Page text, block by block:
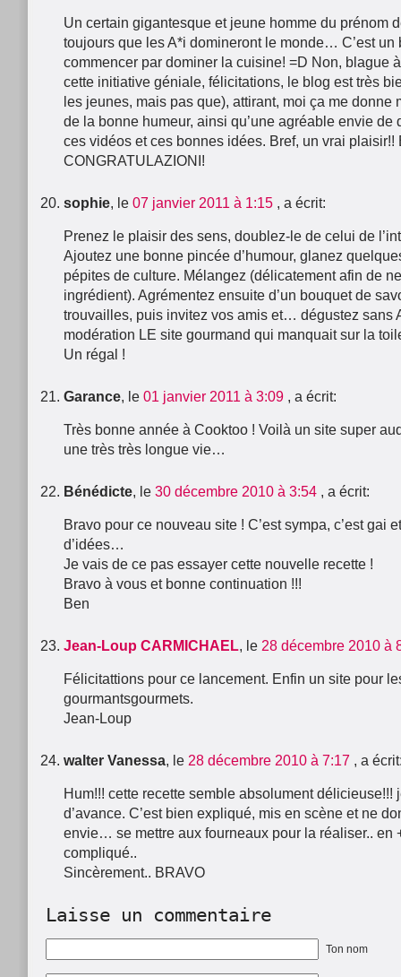
Un certain gigantesque et jeune homme du prénom
toujours que les A*i domineront le monde… C’est un
commencer par dominer la cuisine! =D Non, blague
cette initiative géniale, félicitations, le blog est très
les jeunes, mais pas que), attirant, moi ça me donne
de la bonne humeur, ainsi qu’une agréable envie de
ces vidéos et ces bonnes idées. Bref, un vrai plaisir!!
CONGRATULAZIONI!
sophie, le 07 janvier 2011 à 1:15 , a écrit:
Prenez le plaisir des sens, doublez-le de celui de
Ajoutez une bonne pincée d’humour, glanez
pépites de culture. Mélangez (délicatement afin de
ingrédient). Agrémentez ensuite d’un bouquet de
trouvailles, puis invitez vos amis et… dégustez sans
modération LE site gourmand qui manquait sur la
Un régal !
Garance, le 01 janvier 2011 à 3:09 , a écrit:
Très bonne année à Cooktoo ! Voilà un site super
une très très longue vie…
Bénédicte, le 30 décembre 2010 à 3:54 , a écrit:
Bravo pour ce nouveau site ! C’est sympa, c’est gai
d’idées…
Je vais de ce pas essayer cette nouvelle recette !
Bravo à vous et bonne continuation !!!
Ben
Jean-Loup CARMICHAEL, le 28 décembre 2010 à
Félicitattions pour ce lancement. Enfin un site pour
gourmantsgourmets.
Jean-Loup
walter Vanessa, le 28 décembre 2010 à 7:17 , a
Hum!!! cette recette semble absolument délicieuse!!!
d’avance. C’est bien expliqué, mis en scène et ne
envie… se mettre aux fourneaux pour la réaliser.. en
compliqué..
Sincèrement.. BRAVO
Laisse un commentaire
Ton nom